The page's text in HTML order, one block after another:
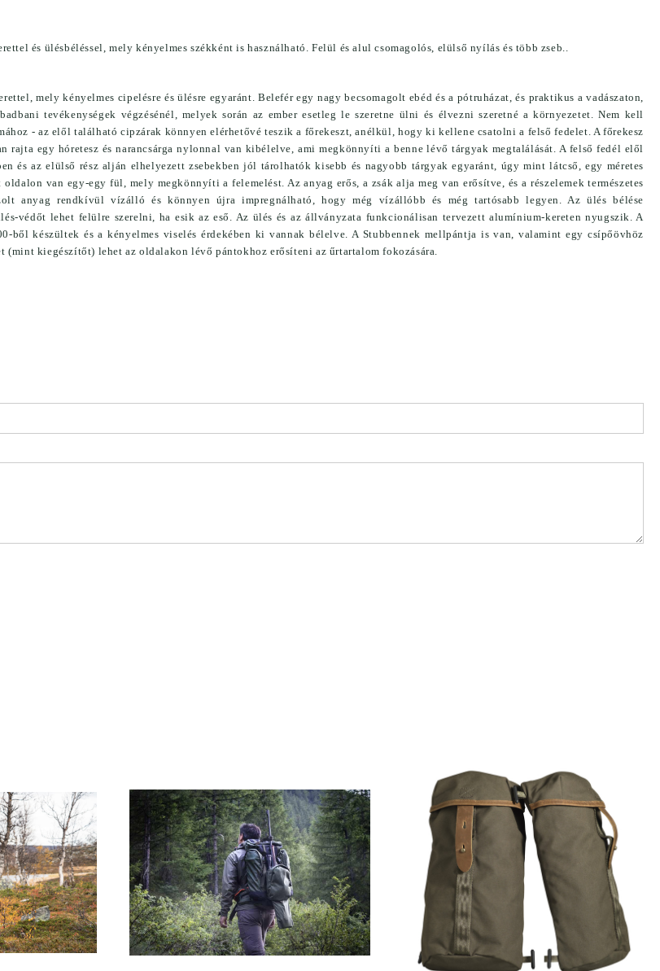
ÖLTÖNYÖK
Céltávcső
Kamera
Kereső Távcső
Spektív
Távolságmérő
RUHÁZAT
Zoknik
SZERELÉK
TRÓFEA TISZTÍTÓK/ÁPOLÓK
VADÁSZ/LES SZÉKEK, PÁRNÁK
VADÁSZKÉSEK
VADETETŐ
és ülésbéléssel, mely kényelmes székként is használható. Felül és alul csomagolós, elülső nyílás és több zseb..
mely kényelmes cipelésre és ülésre egyaránt. Belefér egy nagy becsomagolt ebéd és a pótruházat, és praktikus a vadászaton,
tevékenységek végzésénél, melyek során az ember esetleg le szeretne ülni és élvezni szeretné a környezetet. Nem kell
- az elől található cipzárak könnyen elérhetővé teszik a főrekeszt, anélkül, hogy ki kellene csatolni a felső fedelet. A főrekesz
rajta egy hóretesz és narancsárga nylonnal van kibélelve, ami megkönnyíti a benne lévő tárgyak megtalálását. A felső fedél elől
és az elülső rész alján elhelyezett zsebekben jól tárolhatók kisebb és nagyobb tárgyak egyaránt, úgy mint látcső, egy méretes
van egy-egy fül, mely megkönnyíti a felemelést. Az anyag erős, a zsák alja meg van erősítve, és a részelemek természetes
anyag rendkívül vízálló és könnyen újra impregnálható, hogy még vízállóbb és még tartósabb legyen. Az ülés bélése
védőt lehet felülre szerelni, ha esik az eső. Az ülés és az állványzata funkcionálisan tervezett alumínium-kereten nyugszik. A
ből készültek és a kényelmes viselés érdekében ki vannak bélelve. A Stubbennek mellpántja is van, valamint egy csípőövhöz
(mint kiegészítőt) lehet az oldalakon lévő pántokhoz erősíteni az űrtartalom fokozására.